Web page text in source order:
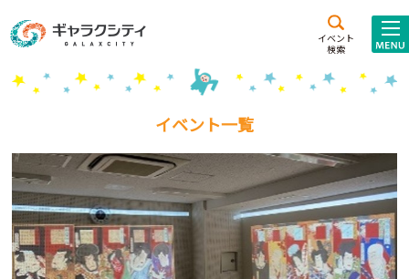
イベント
検索
施設案内
こども
西新井
施設･
施設貸出･団体利用
こどもみーてぃんぐ
Gがくえん
イベント一覧